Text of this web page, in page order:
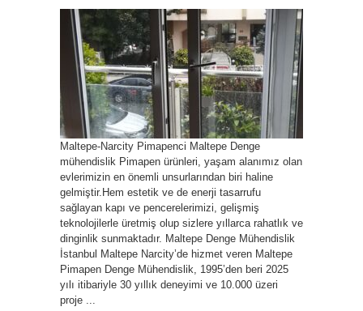
Maltepe-Narcity Pimapenci Maltepe Denge
mühendislik Pimapen ürünleri, yaşam alanımız olan
evlerimizin en önemli unsurlarından biri haline
gelmiştir.Hem estetik ve de enerji tasarrufu
sağlayan kapı ve pencerelerimizi, gelişmiş
teknolojilerle üretmiş olup sizlere yıllarca rahatlık ve
dinginlik sunmaktadır. Maltepe Denge Mühendislik
İstanbul Maltepe Narcity’de hizmet veren Maltepe
Pimapen Denge Mühendislik, 1995’den beri 2025
yılı itibariyle 30 yıllık deneyimi ve 10.000 üzeri
proje ...